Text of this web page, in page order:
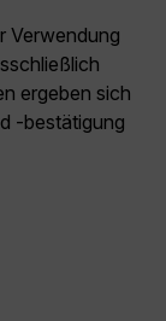
Verwendung
ergeben sich
-bestätigung